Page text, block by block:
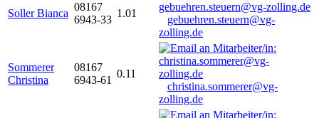
Soller Bianca
08167
6943-33
1.01
gebuehren.steuern@vg-
zolling.de
Sommerer
Christina
08167
6943-61
0.11
christina.sommerer@vg-
zolling.de